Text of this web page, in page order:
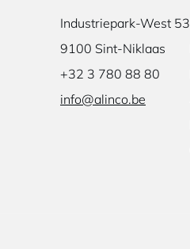
Industriepark-West 53
9100 Sint-Niklaas
+32 3 780 88 80
info@alinco.be